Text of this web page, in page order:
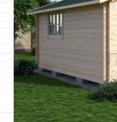
Павильоны